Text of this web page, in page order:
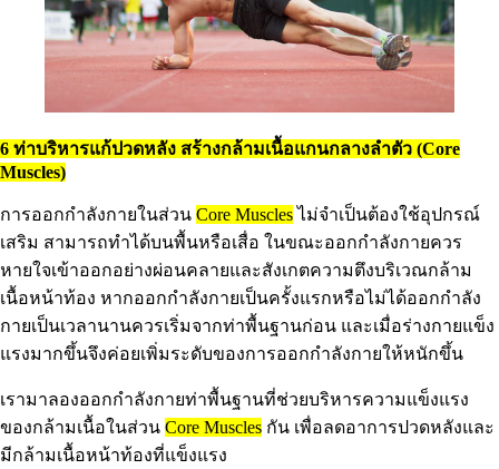
6 ท่าบริหารแก้ปวดหลัง สร้างกล้ามเนื้อแกนกลางลำตัว (Core
Muscles)
การออกกำลังกายในส่วน Core Musclesไม่จำเป็นต้องใช้อุปกรณ์
เสริม สามารถทำได้บนพื้นหรือเสื่อ ในขณะออกกำลังกายควร
หายใจเข้าออกอย่างผ่อนคลายและสังเกตความตึงบริเวณกล้าม
เนื้อหน้าท้อง หากออกกำลังกายเป็นครั้งแรกหรือไม่ได้ออกกำลัง
กายเป็นเวลานานควรเริ่มจากท่าพื้นฐานก่อน และเมื่อร่างกายแข็ง
แรงมากขึ้นจึงค่อยเพิ่มระดับของการออกกำลังกายให้หนักขึ้น
เรามาลองออกกำลังกายท่าพื้นฐานที่ช่วยบริหารความแข็งแรง
ของกล้ามเนื้อในส่วน Core Muscles กัน เพื่อลดอาการปวดหลังและ
มีกล้ามเนื้อหน้าท้องที่แข็งแรง